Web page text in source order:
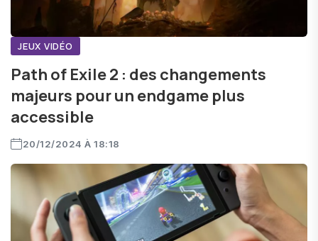
JEUX VIDÉO
Path of Exile 2 : des changements
majeurs pour un endgame plus
accessible
20/12/2024 À 18:18